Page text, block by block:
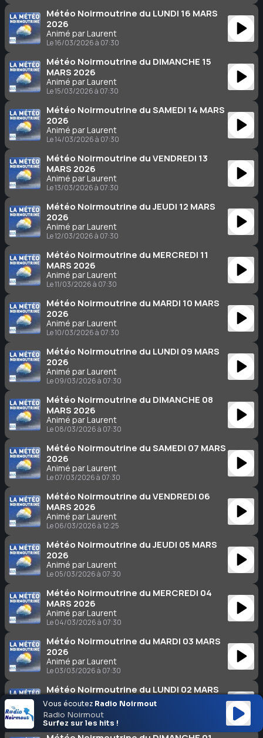
Météo Noirmoutrine du LUNDI 16 MARS
2026
Animé par Laurent
Le 16/03/2026 à 07:30
Météo Noirmoutrine du DIMANCHE 15
MARS 2026
Animé par Laurent
Le 15/03/2026 à 07:30
Météo Noirmoutrine du SAMEDI 14 MARS
2026
Animé par Laurent
Le 14/03/2026 à 07:30
Météo Noirmoutrine du VENDREDI 13
MARS 2026
Animé par Laurent
Le 13/03/2026 à 07:30
Météo Noirmoutrine du JEUDI 12 MARS
2026
Animé par Laurent
Le 12/03/2026 à 07:30
Météo Noirmoutrine du MERCREDI 11
MARS 2026
Animé par Laurent
Le 11/03/2026 à 07:30
Météo Noirmoutrine du MARDI 10 MARS
2026
Animé par Laurent
Le 10/03/2026 à 07:30
Météo Noirmoutrine du LUNDI 09 MARS
2026
Animé par Laurent
Le 09/03/2026 à 07:30
Météo Noirmoutrine du DIMANCHE 08
MARS 2026
Animé par Laurent
Le 08/03/2026 à 07:30
Météo Noirmoutrine du SAMEDI 07 MARS
2026
Animé par Laurent
Le 07/03/2026 à 07:30
Météo Noirmoutrine du VENDREDI 06
MARS 2026
Animé par Laurent
Le 06/03/2026 à 12:25
Météo Noirmoutrine du JEUDI 05 MARS
2026
Animé par Laurent
Le 05/03/2026 à 07:30
Météo Noirmoutrine du MERCREDI 04
MARS 2026
Animé par Laurent
Le 04/03/2026 à 07:30
Météo Noirmoutrine du MARDI 03 MARS
2026
Animé par Laurent
Le 03/03/2026 à 07:30
Météo Noirmoutrine du LUNDI 02 MARS
2026
Animé par Laurent
Le 02/03/2026 à 07:30
Vous écoutez Radio Noirmout
Radio Noirmout
Surfez sur les hits !